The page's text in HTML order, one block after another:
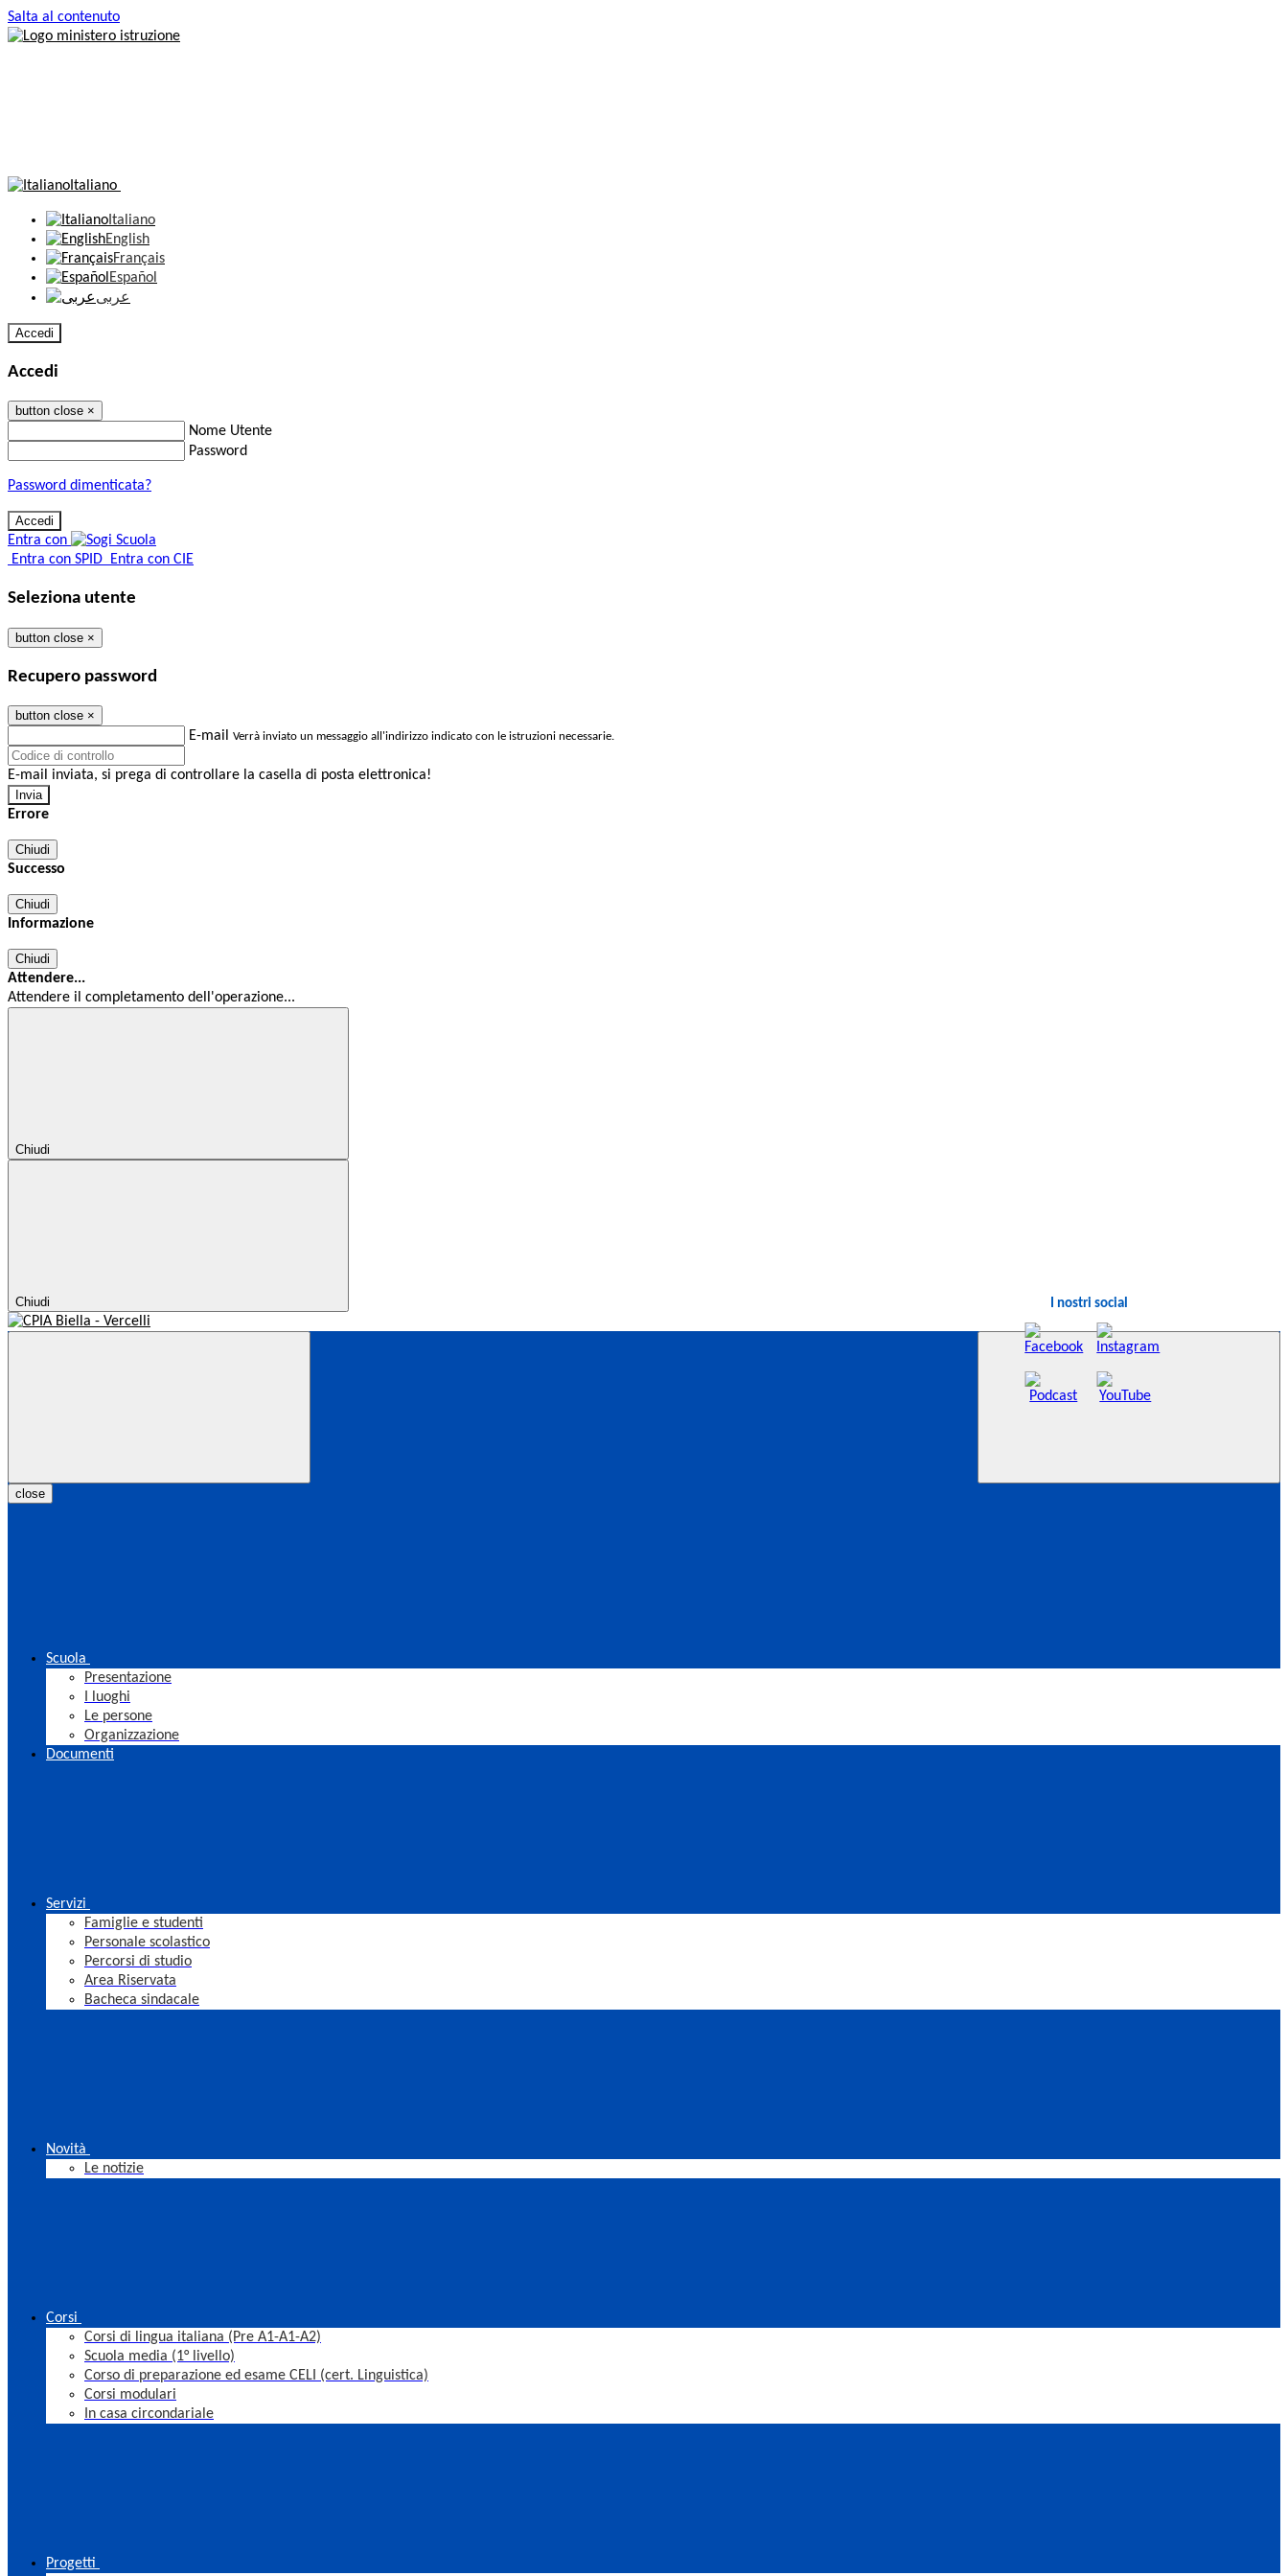
Salta al contenuto
Italiano
Italiano
English
Français
Español
عربى
Accedi
Accedi
button close ×
Nome Utente
Password
Password dimenticata?
Entra con
Entra con SPID Entra con CIE
Seleziona utente
button close ×
Recupero password
button close ×
E-mail Verrà inviato un messaggio all'indirizzo indicato con le istruzioni necessarie.
E-mail inviata, si prega di controllare la casella di posta elettronica!
Errore
Chiudi
Successo
Chiudi
Informazione
Chiudi
Attendere...
Attendere il completamento dell'operazione...
Chiudi
Chiudi I nostri social
close
Scuola
Presentazione
I luoghi
Le persone
Organizzazione
Documenti
Servizi
Famiglie e studenti
Personale scolastico
Percorsi di studio
Area Riservata
Bacheca sindacale
Novità
Le notizie
Corsi
Corsi di lingua italiana (Pre A1-A1-A2)
Scuola media (1° livello)
Corso di preparazione ed esame CELI (cert. Linguistica)
Corsi modulari
In casa circondariale
Progetti